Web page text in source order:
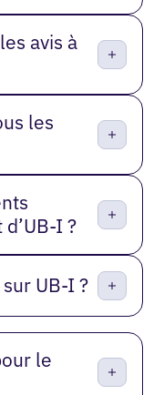
avis à
les
I ?
UB-I ?
le